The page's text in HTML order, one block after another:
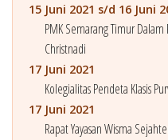
15 Juni 2021 s/d 16 Juni
PMK Semarang Timur
Christnadi
17 Juni 2021
Kolegialitas Pendeta Klasis
17 Juni 2021
Rapat Yayasan Wisma